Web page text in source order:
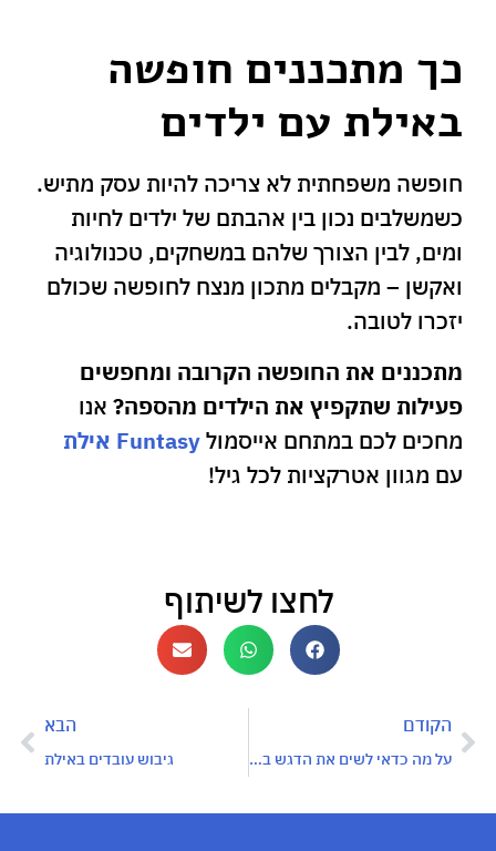
כך מתכננים חופשה
באילת עם ילדים
חופשה משפחתית לא צריכה להיות עסק מתיש.
כשמשלבים נכון בין אהבתם של ילדים לחיות
ומים, לבין הצורך שלהם במשחקים, טכנולוגיה
ואקשן – מקבלים מתכון מנצח לחופשה שכולם
יזכרו לטובה.
מתכננים את החופשה הקרובה ומחפשים
פעילות שתקפיץ את הילדים מהספה? אנו
מחכים לכם במתחם אייסמול Funtasy אילת
עם מגוון אטרקציות לכל גיל!
לחצו לשיתוף
הקודם
על מה כדאי לשים את הדגש בגיבוש עובדים באילת?
הבא
גיבוש עובדים באילת